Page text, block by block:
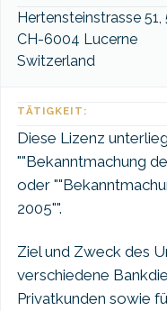
Hertensteinstrasse
CH-6004 Lucerne
Switzerland
TÄTIGKEIT:
Diese Lizenz
""Bekanntmachung
oder
2005"".
Ziel und Zweck des
verschiedene
Privatkunden sowie